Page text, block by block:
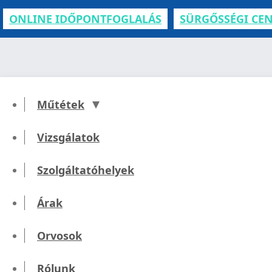
ONLINE IDŐPONTFOGLALÁS SÜRGŐSSÉGI
Műtétek
Vizsgálatok
Szolgáltatóhelyek
Árak
Orvosok
Rólunk